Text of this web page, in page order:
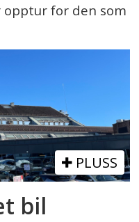
for den som
PLUSS
bil